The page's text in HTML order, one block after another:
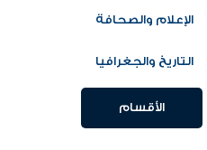
الإعلام والصحافة
التاريخ والجغرافيا
الأقسام